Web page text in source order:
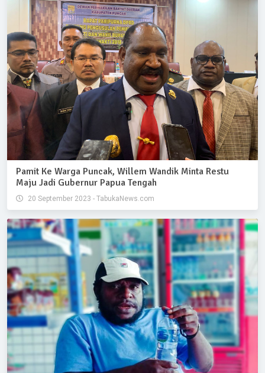
Pamit Ke Warga Puncak, Willem Wandik Minta Restu
Maju Jadi Gubernur Papua Tengah
20 September 2023 - TabukaNews.com